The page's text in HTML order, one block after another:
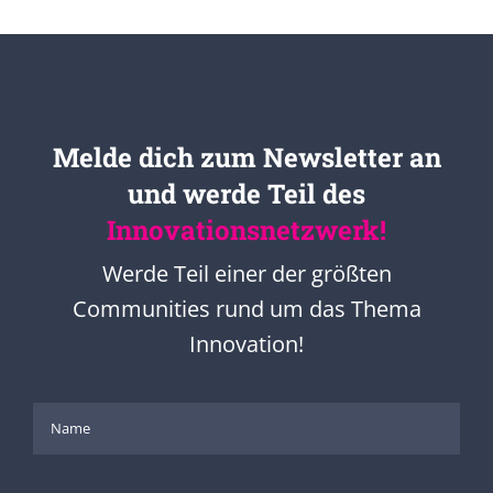
und werde Teil des
Innovationsnetzwerk!
Werde Teil einer der größten
Communities rund um das Thema
Innovation!